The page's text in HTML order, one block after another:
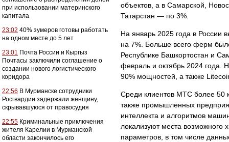
при использовании материнского
капитала
23:02 40% зумеров готовы работать
на одном месте до 5 лет
23:01 Почта России и Кыргыз
Почтасы заключили соглашение о
создании нового логистического
коридора
22:56 В Мурманске сотрудники
Росгвардии задержали женщину,
скрывавшуюся от правосудия
22:55 Криминальные приключения
жителя Карелии в Мурманской
области закончилось его
объектов, а в Самарской,
Татарстан — по 3%.
На январь 2025 года в России
на 7%. Больше всего ферм
Республике Башкортостан и
февраль и октябрь 2024 года.
90% мощностей, а также
Среди клиентов МТС более 50
также промышленных
интеллекта и алгоритмов
локализуют места возможного
параметров, в том числе